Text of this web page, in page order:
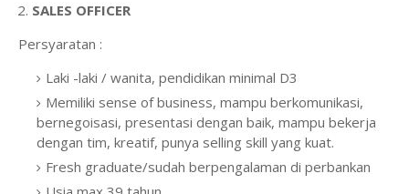
SALES OFFICER
Persyaratan :
Laki -laki / wanita, pendidikan minimal D3
Memiliki sense of business, mampu berkomunikasi,
bernegoisasi, presentasi dengan baik, mampu bekerja
dengan tim, kreatif, punya selling skill yang kuat.
Fresh graduate/sudah berpengalaman di perbankan